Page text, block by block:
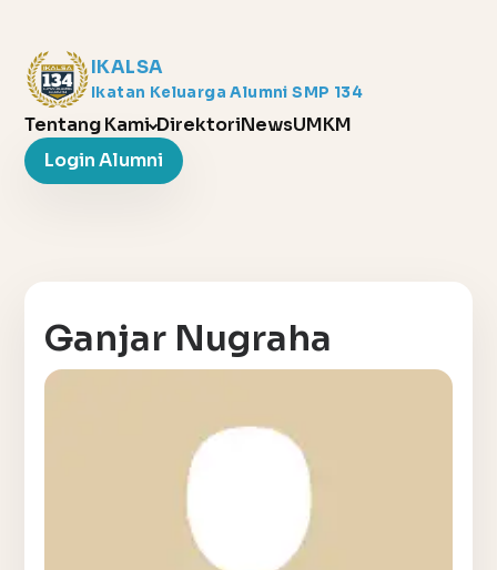
IKALSA
Ikatan Keluarga Alumni SMP 134
Tentang Kami DirektoriNewsUMKM
Login Alumni
Ganjar Nugraha